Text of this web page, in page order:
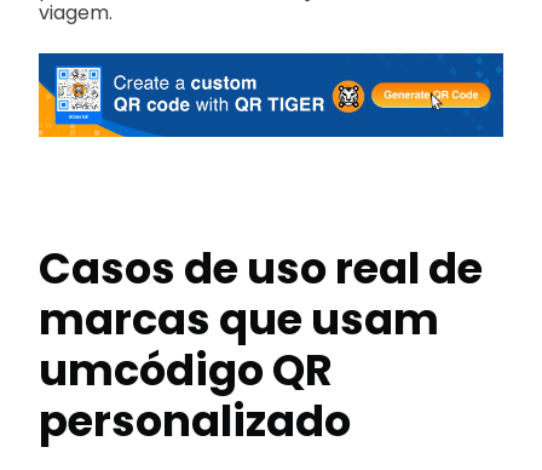
viagem.
Casos de uso real de
marcas que usam
umcódigo QR
personalizado